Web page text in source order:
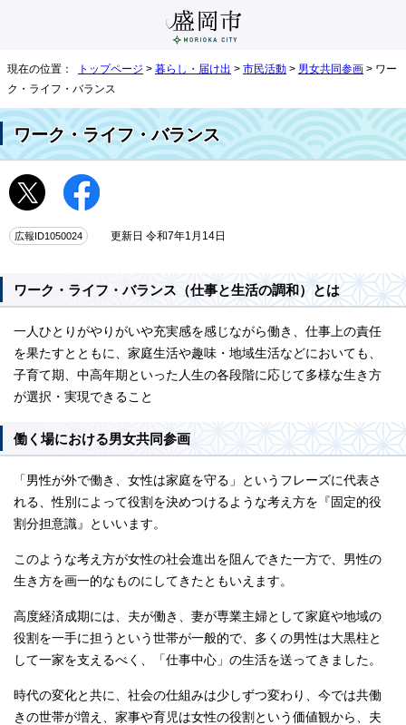
現在の位置： トップページ > 暮らし・届け出 > 市民活動 > 男女共同参画 > ワー
ク・ライフ・バランス
ワーク・ライフ・バランス
広報ID1050024 更新日 令和7年1月14日
ワーク・ライフ・バランス（仕事と生活の調和）とは
一人ひとりがやりがいや充実感を感じながら働き、仕事上の責任
を果たすとともに、家庭生活や趣味・地域生活などにおいても、
子育て期、中高年期といった人生の各段階に応じて多様な生き方
が選択・実現できること
働く場における男女共同参画
「男性が外で働き、女性は家庭を守る」というフレーズに代表さ
れる、性別によって役割を決めつけるような考え方を『固定的役
割分担意識』といいます。
このような考え方が女性の社会進出を阻んできた一方で、男性の
生き方を画一的なものにしてきたともいえます。
高度経済成期には、夫が働き、妻が専業主婦として家庭や地域の
役割を一手に担うという世帯が一般的で、多くの男性は大黒柱と
して一家を支えるべく、「仕事中心」の生活を送ってきました。
時代の変化と共に、社会の仕組みは少しずつ変わり、今では共働
きの世帯が増え、家事や育児は女性の役割という価値観から、夫